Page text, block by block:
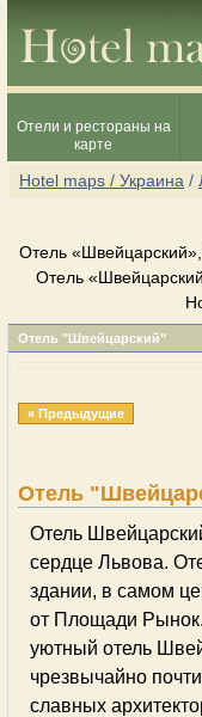
Отели и рестораны на
карте
Hotel maps / Украина /
Отель
Отель
Отель "Швейцарский"
« Предыдущие
Отель
Отель
сердце Львова.
здании, в самом
от Площади
уютный отель
чрезвычайно
славных